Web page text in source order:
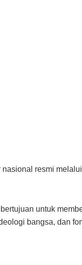
resmi
untuk
bangsa, dan